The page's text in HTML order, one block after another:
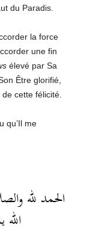
du Paradis.
la force
une fin
élevé par Sa
Être glorifié,
cette félicité.
qu’Il me
الحمد لله